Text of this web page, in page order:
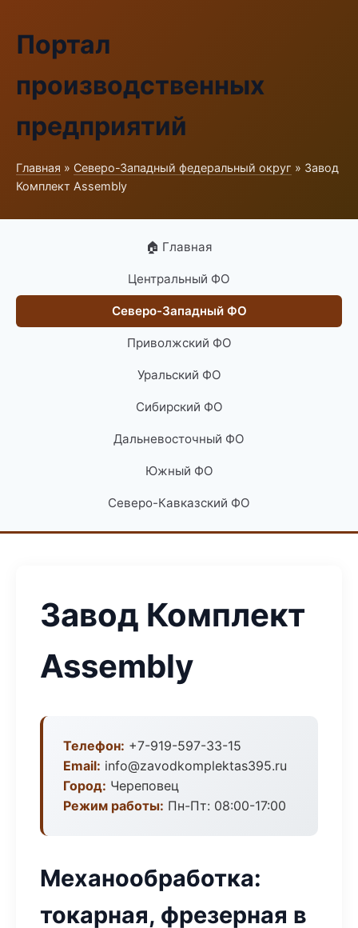
Портал
производственных
предприятий
Главная » Северо-Западный федеральный округ » Завод
Комплект Assembly
🏠 Главная
Центральный ФО
Северо-Западный ФО
Приволжский ФО
Уральский ФО
Сибирский ФО
Дальневосточный ФО
Южный ФО
Северо-Кавказский ФО
Завод Комплект
Assembly
Телефон: +7-919-597-33-15
Email: info@zavodkomplektas395.ru
Город: Череповец
Режим работы: Пн-Пт: 08:00-17:00
Механообработка:
токарная, фрезерная в